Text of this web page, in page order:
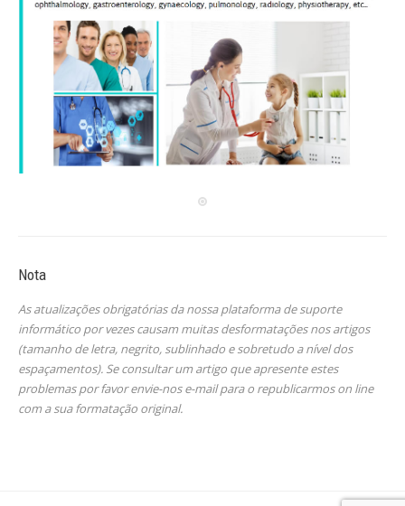
Nota
As atualizações obrigatórias da nossa plataforma de suporte
informático por vezes causam muitas desformatações nos artigos
(tamanho de letra, negrito, sublinhado e sobretudo a nível dos
espaçamentos). Se consultar um artigo que apresente estes
problemas por favor envie-nos e-mail para o republicarmos on line
com a sua formatação original.